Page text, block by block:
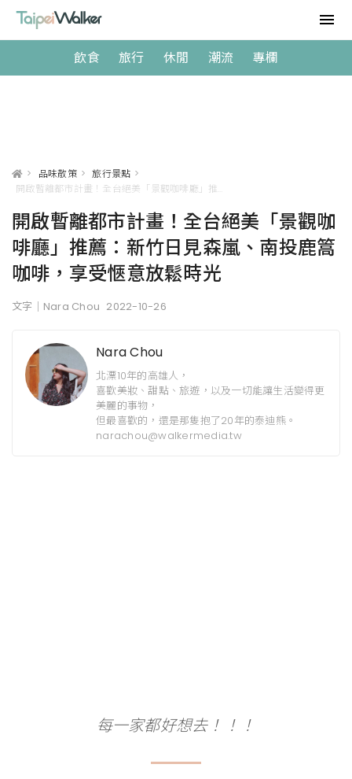
飲食 旅行 休閒 潮流 專欄
> 品味散策 > 旅行景點 >
開啟暫離都市計畫！全台絕美「景觀咖
啡廳」推薦：新竹日見森嵐、南投鹿篙
咖啡，享受愜意放鬆時光
文字｜Nara Chou 2022-10-26
Nara Chou
北漂10年的高雄人，
喜歡美妝、甜點、旅遊，以及一切能讓生活變得更
美麗的事物，
但最喜歡的，還是那隻抱了20年的泰迪熊。
narachou@walkermedia.tw
每一家都好想去！！！